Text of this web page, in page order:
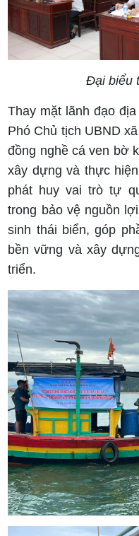
Đại biểu
Thay mặt lãnh đạo
Phó Chủ tịch UBND
đồng nghề cá ven bờ
xây dựng và thực
phát huy vai trò tự
trong bảo vệ nguồn
sinh thái biển, góp
bền vững và xây
triển.